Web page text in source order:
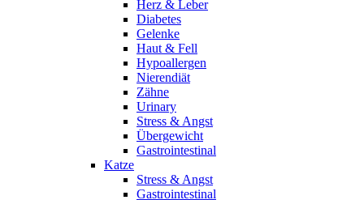
Herz & Leber
Diabetes
Gelenke
Haut & Fell
Hypoallergen
Nierendiät
Zähne
Urinary
Stress & Angst
Übergewicht
Gastrointestinal
Katze
Stress & Angst
Gastrointestinal